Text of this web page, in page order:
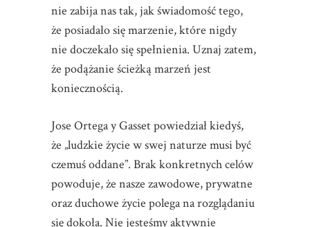
nie zabija nas tak, jak świadomość tego,
że posiadało się marzenie, które nigdy
nie doczekało się spełnienia. Uznaj zatem,
że podążanie ścieżką marzeń jest
koniecznością.
Jose Ortega y Gasset powiedział kiedyś,
że „ludzkie życie w swej naturze musi być
czemuś oddane”. Brak konkretnych celów
powoduje, że nasze zawodowe, prywatne
oraz duchowe życie polega na rozglądaniu
się dokoła. Nie jesteśmy aktywnie